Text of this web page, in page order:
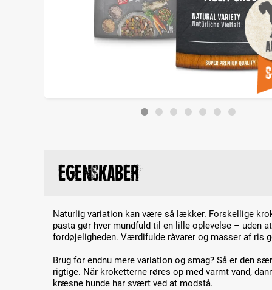
Egenskaber
Naturlig variation kan være så lækker. Forskellige
pasta gør hver mundfuld til en lille oplevelse – uden
fordøjeligheden. Værdifulde råvarer og masser af ris
Brug for endnu mere variation og smag? Så er den
rigtige. Når kroketterne røres op med varmt vand,
kræsne hunde har svært ved at modstå.